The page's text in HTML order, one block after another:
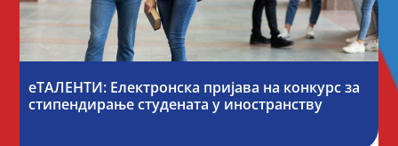
еТАЛЕНТИ: Електронска пријава на конкурс за
стипендирање студената у иностранству